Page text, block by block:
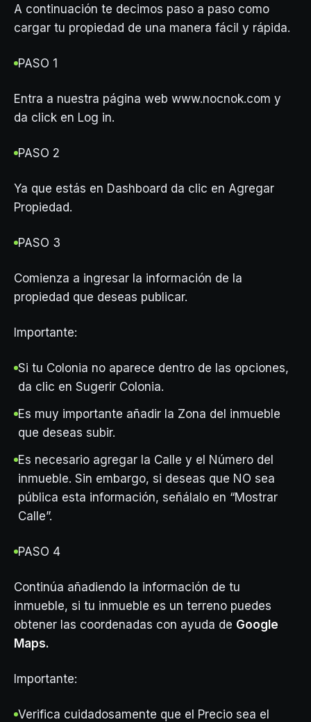
A continuación te decimos paso a paso como
cargar tu propiedad de una manera fácil y rápida.
PASO 1
Entra a nuestra página web www.nocnok.com y
da click en Log in.
PASO 2
Ya que estás en Dashboard da clic en Agregar
Propiedad.
PASO 3
Comienza a ingresar la información de la
propiedad que deseas publicar.
Importante:
Si tu Colonia no aparece dentro de las opciones,
da clic en Sugerir Colonia.
Es muy importante añadir la Zona del inmueble
que deseas subir.
Es necesario agregar la Calle y el Número del
inmueble. Sin embargo, si deseas que NO sea
pública esta información, señálalo en “Mostrar
Calle”.
PASO 4
Continúa añadiendo la información de tu
inmueble, si tu inmueble es un terreno puedes
obtener las coordenadas con ayuda de Google
Maps.
Importante:
Verifica cuidadosamente que el Precio sea el